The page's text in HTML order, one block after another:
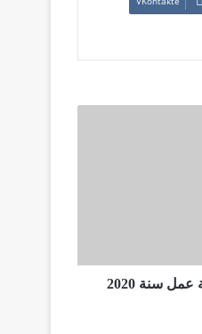
سنة 2020